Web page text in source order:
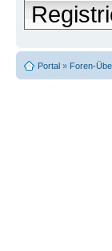
Portal » Foren-